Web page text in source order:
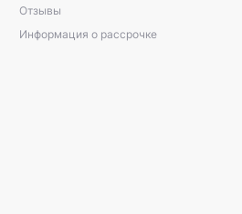
Отзывы
Информация о рассрочке